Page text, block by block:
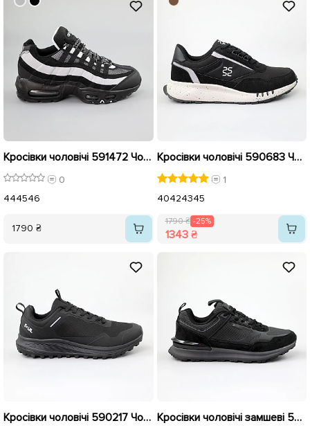
Кросівки чоловічі 591472 Чорні
0
444546
1790 ₴
Кросівки чоловічі 590683 Чорні розпродаж
1
40424345
1790 ₴ -25%
1343 ₴
Кросівки чоловічі 590217 Чорні розпродаж Кросівки чоловічі замшеві 590253 Чорні розпродаж